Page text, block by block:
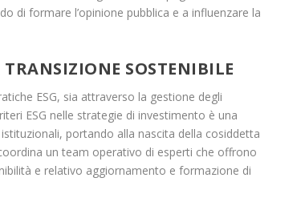
di formare l’opinione pubblica e a influenzare la
SOSTENIBILE
ESG, sia attraverso la gestione degli
ESG nelle strategie di investimento è una
portando alla nascita della cosiddetta
un team operativo di esperti che offrono
e relativo aggiornamento e formazione di